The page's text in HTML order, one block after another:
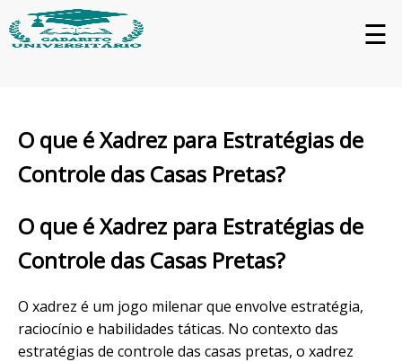
☰
O que é Xadrez para Estratégias de
Controle das Casas Pretas?
O que é Xadrez para Estratégias de
Controle das Casas Pretas?
O xadrez é um jogo milenar que envolve estratégia,
raciocínio e habilidades táticas. No contexto das
estratégias de controle das casas pretas, o xadrez